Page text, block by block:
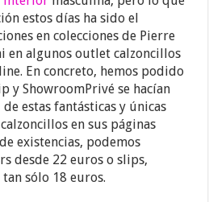
estos días ha sido el
en colecciones de Pierre
en algunos outlet calzoncillos
En concreto, hemos podido
y ShowroomPrivé se hacían
estas fantásticas y únicas
en sus páginas
existencias, podemos
desde 22 euros o slips,
sólo 18 euros.